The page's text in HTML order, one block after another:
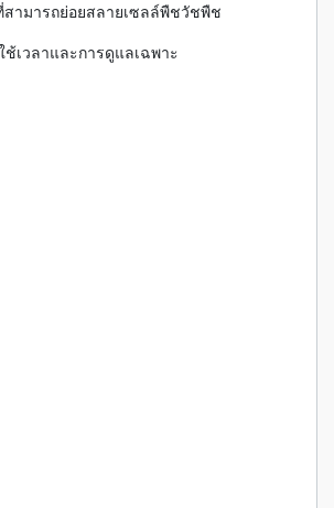
สามารถย่อยสลายเซลล์พืชวัชพืช
ช้เวลาและการดูแลเฉพาะ